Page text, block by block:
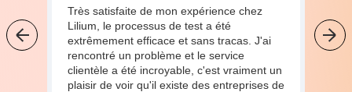
Très satisfaite de mon expérience chez
Lilium, le processus de test a été
extrêmement efficace et sans tracas. J'ai
rencontré un problème et le service
clientèle a été incroyable, c'est vraiment un
plaisir de voir qu'il existe des entreprises de